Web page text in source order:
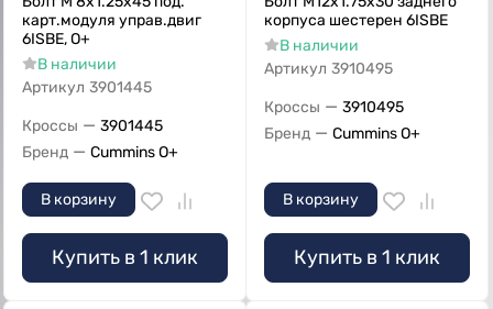
карт.модуля управ.двиг
6ISBE, О+
В наличии
Артикул 3901445
Кроссы — 3901445
Бренд — Cummins O+
В корзину
Купить в 1 клик
корпуса шестерен 6ISBE
В наличии
Артикул 3910495
Кроссы — 3910495
Бренд — Cummins O+
В корзину
Купить в 1 клик